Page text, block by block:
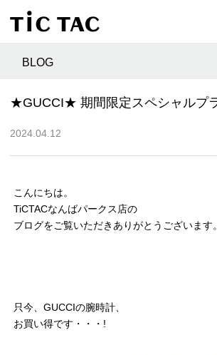
BLOG
★GUCCI★ 期間限定スペシャルプ
2024.04.12
こんにちは。
TiCTACなんばパークス店の
ブログをご覧いただきありがとうございます。
只今、GUCCIの腕時計、
お買い得です・・・!